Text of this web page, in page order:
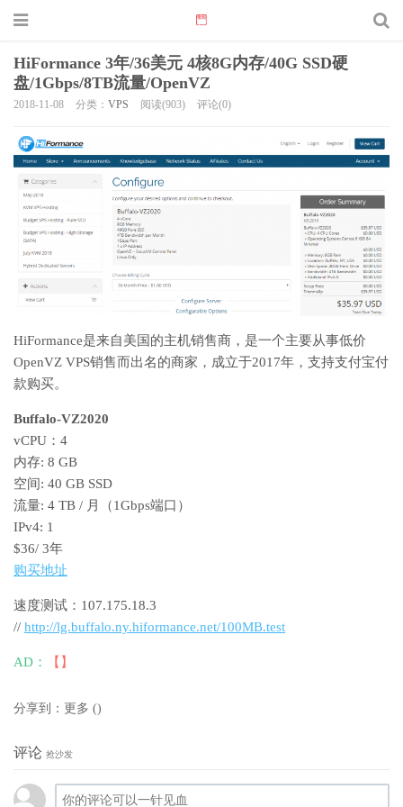
HiFormance 3年/36美元 4核8G内存/40G SSD硬
盘/1Gbps/8TB流量/OpenVZ
2018-11-08 分类： VPS 阅读(903) 评论(0)
HiFormance是来自美国的主机销售商，是一个主要从事低价
OpenVZ VPS销售而出名的商家，成立于2017年，支持支付宝付
款购买。
Buffalo-VZ2020
vCPU：4
内存: 8 GB
空间: 40 GB SSD
流量: 4 TB / 月（1Gbps端口）
IPv4: 1
$36/ 3年
购买地址
速度测试：107.175.18.3
// http://lg.buffalo.ny.hiformance.net/100MB.test
AD： 【】
分享到： 更多 ()
评论 抢沙发